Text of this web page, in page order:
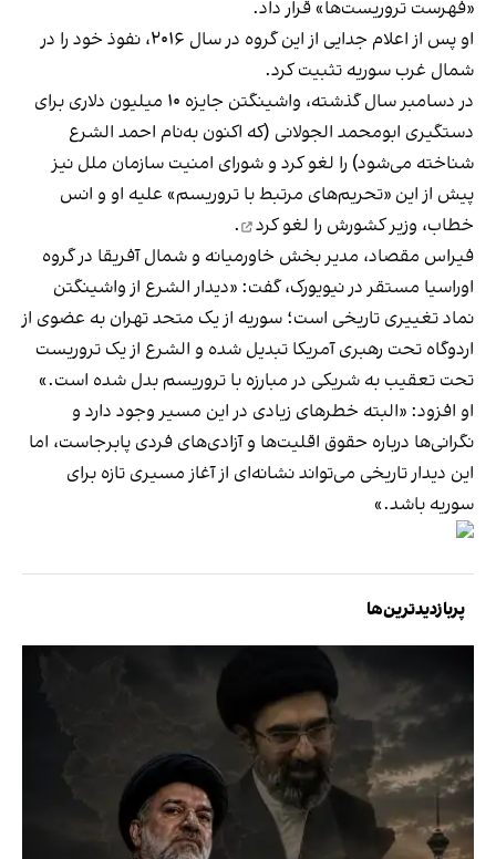
«فهرست تروریست‌ها» قرار داد.
او پس از اعلام جدایی از این گروه در سال ۲۰۱۶، نفوذ خود را در
شمال غرب سوریه تثبیت کرد.
در دسامبر سال گذشته، واشینگتن جایزه ۱۰ میلیون دلاری برای
دستگیری ابومحمد الجولانی (که اکنون به‌نام احمد الشرع
شناخته می‌شود) را لغو کرد و شورای امنیت سازمان ملل نیز
پیش از این «تحریم‌های مرتبط با تروریسم» علیه او و انس
خطاب، وزیر کشورش را لغو کرد
.
فیراس مقصاد، مدیر بخش خاورمیانه و شمال آفریقا در گروه
اوراسیا مستقر در نیویورک، گفت: «دیدار الشرع از واشینگتن
نماد تغییری تاریخی است؛ سوریه از یک متحد تهران به عضوی از
اردوگاه تحت رهبری آمریکا تبدیل شده و الشرع از یک تروریست
تحت تعقیب به شریکی در مبارزه با تروریسم بدل شده است.»
او افزود: «البته خطرهای زیادی در این مسیر وجود دارد و
نگرانی‌ها درباره حقوق اقلیت‌ها و آزادی‌های فردی پابرجاست، اما
این دیدار تاریخی می‌تواند نشانه‌ای از آغاز مسیری تازه برای
سوریه باشد.»
پربازدیدترین‌ها